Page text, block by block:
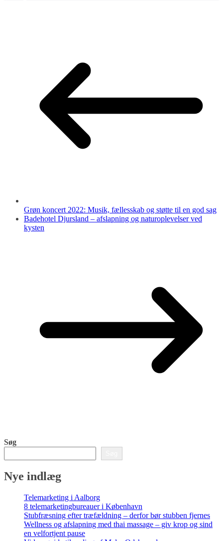
Grøn koncert 2022: Musik, fællesskab og støtte til en god sag
Badehotel Djursland – afslapning og naturoplevelser ved
kysten
Søg
Nye indlæg
Telemarketing i Aalborg
8 telemarketingbureauer i København
Stubfræsning efter træfældning – derfor bør stubben fjernes
Wellness og afslapning med thai massage – giv krop og sind
en velfortjent pause